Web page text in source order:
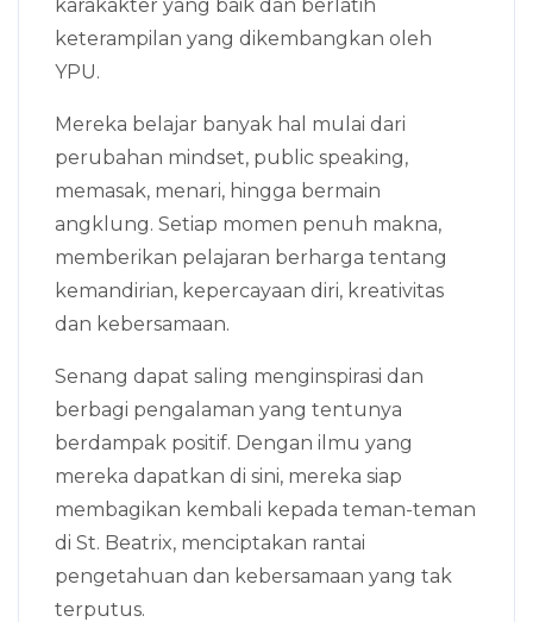
karakakter yang baik dan berlatih
keterampilan yang dikembangkan oleh
YPU.
Mereka belajar banyak hal mulai dari
perubahan mindset, public speaking,
memasak, menari, hingga bermain
angklung. Setiap momen penuh makna,
memberikan pelajaran berharga tentang
kemandirian, kepercayaan diri, kreativitas
dan kebersamaan.
Senang dapat saling menginspirasi dan
berbagi pengalaman yang tentunya
berdampak positif. Dengan ilmu yang
mereka dapatkan di sini, mereka siap
membagikan kembali kepada teman-teman
di St. Beatrix, menciptakan rantai
pengetahuan dan kebersamaan yang tak
terputus.